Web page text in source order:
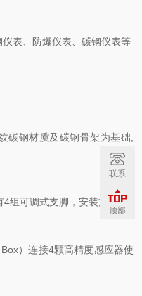
表、防爆仪表、碳钢仪表等
钢材质及碳钢骨架为基础,
可调式支脚，安装方便。
）连接4颗高精度感应器使
联系
顶部